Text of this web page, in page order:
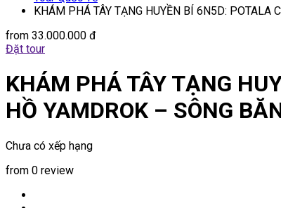
KHÁM PHÁ TÂY TẠNG HUYỀN BÍ 6N5D:
from 33.000.000 đ
Đặt tour
KHÁM PHÁ TÂY TẠNG
HỒ YAMDROK – SÔNG
Chưa có xếp hạng
from 0 review